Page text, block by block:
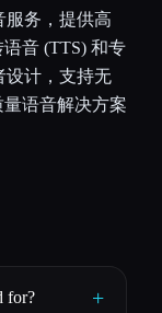
服务，提供高
音 (TTS) 和专
设计，支持无
语音解决方案
for? +